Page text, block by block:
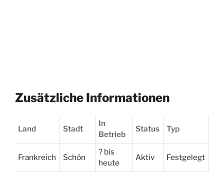
Zusätzliche Informationen
Land Stadt
In
Betrieb
Status Typ
Frankreich Schön
? bis
heute
Aktiv Festgelegt